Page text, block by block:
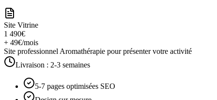
Site Vitrine
1 490€
+ 49€/mois
Site professionnel Aromathérapie pour présenter votre activité
Livraison : 2-3 semaines
5-7 pages optimisées SEO